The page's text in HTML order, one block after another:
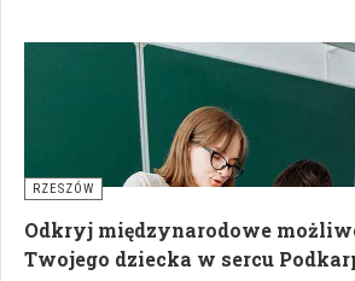
RZESZÓW
Odkryj międzynarodowe
Twojego dziecka w sercu